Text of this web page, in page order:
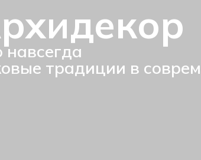
навсегда
традиции в